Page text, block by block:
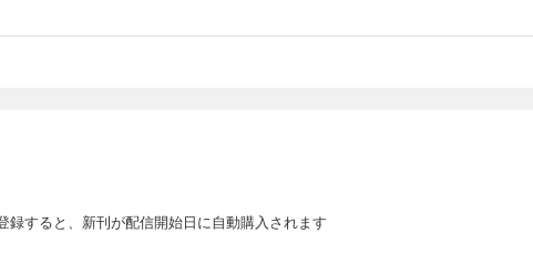
録すると、新刊が配信開始日に自動購入されます